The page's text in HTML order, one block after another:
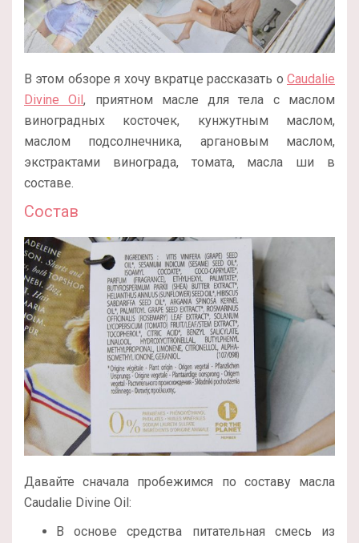
В этом обзоре я хочу вкратце рассказать о Caudalie
Divine Oil, приятном масле для тела с маслом
виноградных косточек, кунжутным маслом,
маслом подсолнечника, аргановым маслом,
экстрактами винограда, томата, масла ши в
составе.
Состав
Давайте сначала пробежимся по составу масла
Caudalie Divine Oil:
В основе средства питательная смесь из